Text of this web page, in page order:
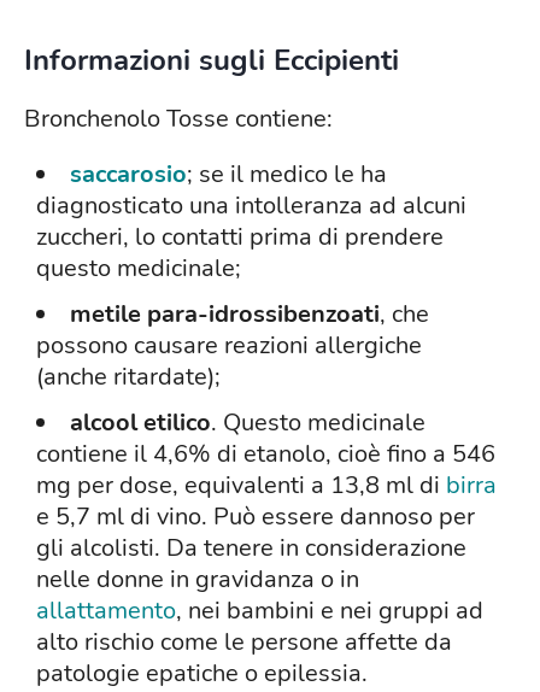
Informazioni sugli Eccipienti
Bronchenolo Tosse contiene:
saccarosio; se il medico le ha
diagnosticato una intolleranza ad alcuni
zuccheri, lo contatti prima di prendere
questo medicinale;
metile para-idrossibenzoati, che
possono causare reazioni allergiche
(anche ritardate);
alcool etilico. Questo medicinale
contiene il 4,6% di etanolo, cioè fino a 546
mg per dose, equivalenti a 13,8 ml di birra
e 5,7 ml di vino. Può essere dannoso per
gli alcolisti. Da tenere in considerazione
nelle donne in gravidanza o in
allattamento, nei bambini e nei gruppi ad
alto rischio come le persone affette da
patologie epatiche o epilessia.